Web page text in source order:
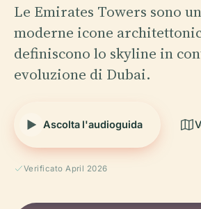
Le Emirates Towers sono
moderne icone
definiscono lo skyline in
evoluzione di Dubai.
Ascolta l'audioguida
Verificato April 2026